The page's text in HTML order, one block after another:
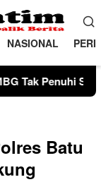
NASIONAL
Pinrang
Batu